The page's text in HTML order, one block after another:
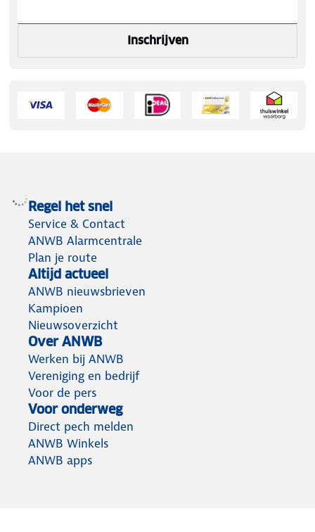
Inschrijven
Regel het snel
Service & Contact
ANWB Alarmcentrale
Plan je route
Altijd actueel
ANWB nieuwsbrieven
Kampioen
Nieuwsoverzicht
Over ANWB
Werken bij ANWB
Vereniging en bedrijf
Voor de pers
Voor onderweg
Direct pech melden
ANWB Winkels
ANWB apps